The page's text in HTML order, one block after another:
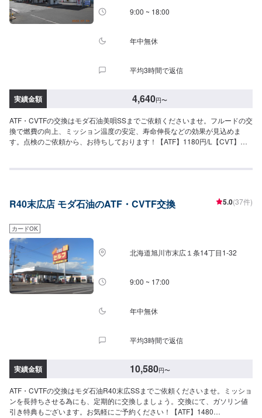
9:00 ~ 18:00
年中無休
平均3時間で返信
実績金額 4,640円〜
ATF・CVTFの交換はモダ石油美唄SSまでご依頼くださいませ。フルードの交
換で燃費の向上、ミッション温度の安定、寿命伸長などの効果が見込めま
す。点検のご依頼から、お待ちしております！【ATF】1180円/L【CVT】
R40末広店 モダ石油のATF・CVTF交換 5.0(37件)
カードOK
北海道旭川市末広１条14丁目1-32
9:00 ~ 17:00
年中無休
平均3時間で返信
実績金額 10,580円〜
ATF・CVTFの交換はモダ石油R40末広SSまでご依頼くださいませ。ミッショ
ンを長持ちさせる為にも、定期的に交換しましょう。交換にて、ガソリン値
引き特典もございます。お気軽にご予約ください！【ATF】1480